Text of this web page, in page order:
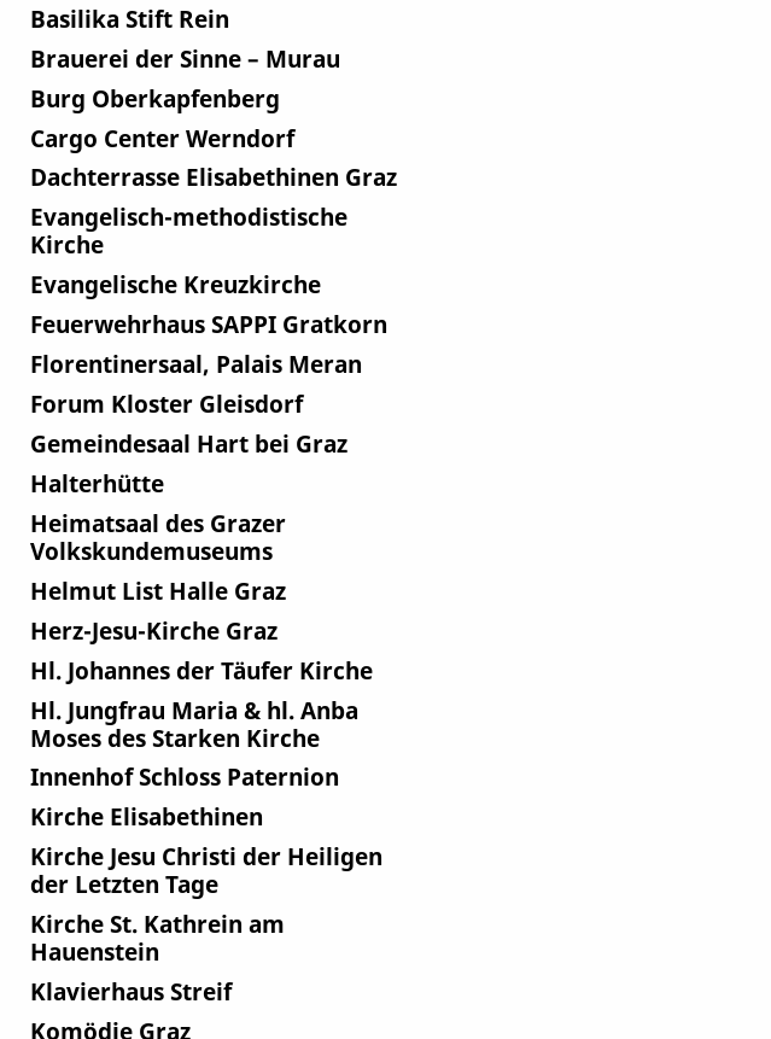
Basilika Stift Rein
Brauerei der Sinne – Murau
Burg Oberkapfenberg
Cargo Center Werndorf
Dachterrasse Elisabethinen Graz
Evangelisch-methodistische
Kirche
Evangelische Kreuzkirche
Feuerwehrhaus SAPPI Gratkorn
Florentinersaal, Palais Meran
Forum Kloster Gleisdorf
Gemeindesaal Hart bei Graz
Halterhütte
Heimatsaal des Grazer
Volkskundemuseums
Helmut List Halle Graz
Herz-Jesu-Kirche Graz
Hl. Johannes der Täufer Kirche
Hl. Jungfrau Maria & hl. Anba
Moses des Starken Kirche
Innenhof Schloss Paternion
Kirche Elisabethinen
Kirche Jesu Christi der Heiligen
der Letzten Tage
Kirche St. Kathrein am
Hauenstein
Klavierhaus Streif
Komödie Graz